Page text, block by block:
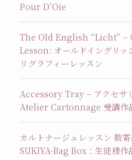
Pour D’Oie
The Old English “Licht”
Lesson: オールドイングリッ
リグラフィーレッスン
Accessory Tray – アクセサ
Atelier Cartonnage 受講作
カルトナージュレッスン 数
SUKIYA-Bag Box：生徒様作